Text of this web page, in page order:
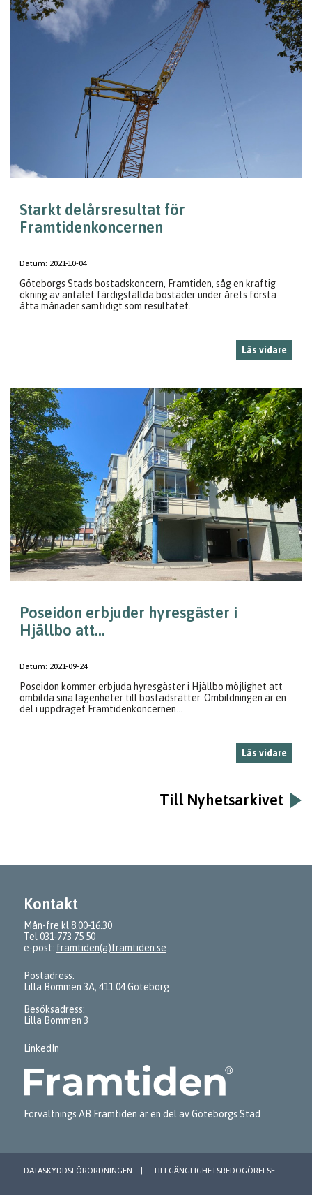
Starkt delårsresultat för
Framtidenkoncernen
Datum: 2021-10-04
Göteborgs Stads bostadskoncern, Framtiden, såg en kraftig
ökning av antalet färdigställda bostäder under årets första
åtta månader samtidigt som resultatet...
Läs vidare
Poseidon erbjuder hyresgäster i
Hjällbo att...
Datum: 2021-09-24
Poseidon kommer erbjuda hyresgäster i Hjällbo möjlighet att
ombilda sina lägenheter till bostadsrätter. Ombildningen är en
del i uppdraget Framtidenkoncernen...
Läs vidare
Till Nyhetsarkivet
Kontakt
Mån-fre kl 8.00-16.30
Tel 031-773 75 50
e-post: framtiden(a)framtiden.se
Postadress:
Lilla Bommen 3A, 411 04 Göteborg
Besöksadress:
Lilla Bommen 3
LinkedIn
Förvaltnings AB Framtiden är en del av Göteborgs Stad
DATASKYDDSFÖRORDNINGEN TILLGÄNGLIGHETSREDOGÖRELSE